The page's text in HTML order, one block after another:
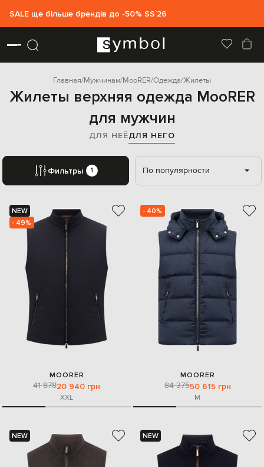
SALE ще більше брендів до -50% SS`26
Главная Мужчинам MooRER Одежда Жилеты
Жилеты верхняя одежда MooRER
для мужчин
ДЛЯ НЕЁДЛЯ НЕГО
Фильтры 1 По популярности
NEW
- 49%
MOORER
41 87820 940 грн
XXL
- 40%
MOORER
84 37550 615 грн
M
NEW NEW